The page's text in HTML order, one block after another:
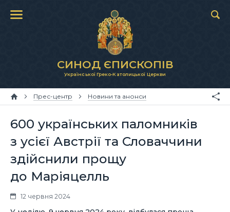
СИНОД ЄПИСКОПІВ
Української Греко-Католицької Церкви
Прес-центр Новини та анонси
600 українських паломників
з усієї Австрії та Словаччини
здійснили прощу
до Маріяцелль
12 червня 2024